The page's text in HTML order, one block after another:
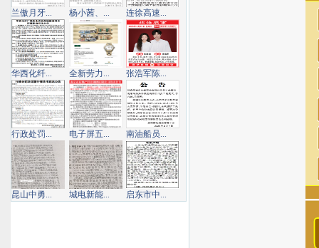
兰傲月牙... 杨小茜、... 连徐高速...
华西化纤... 全新劳力... 张浩军陈...
行政处罚... 电子屏五... 南油船员...
昆山中勇... 城电新能... 启东市中...